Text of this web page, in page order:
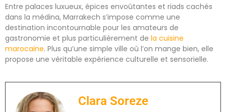
Entre palaces luxueux, épices envoûtantes et riads cachés
dans la médina, Marrakech s’impose comme une
destination incontournable pour les amateurs de
gastronomie et plus particulièrement de la cuisine
marocaine. Plus qu’une simple ville où l’on mange bien, elle
propose une véritable expérience culturelle et sensorielle.
Clara Soreze